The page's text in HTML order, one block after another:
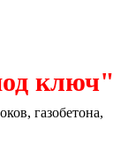
ключ"
газобетона,